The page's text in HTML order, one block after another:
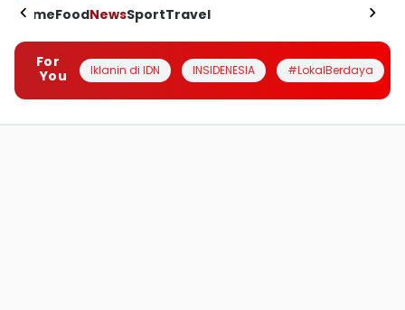
HomeFoodNewsSportTravel
For
You
Iklanin di IDN INSIDENESIA #LokalBerdaya